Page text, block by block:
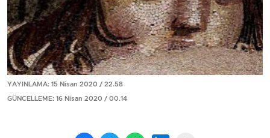
YAYINLAMA: 15 Nisan 2020 / 22.58
GÜNCELLEME: 16 Nisan 2020 / 00.14